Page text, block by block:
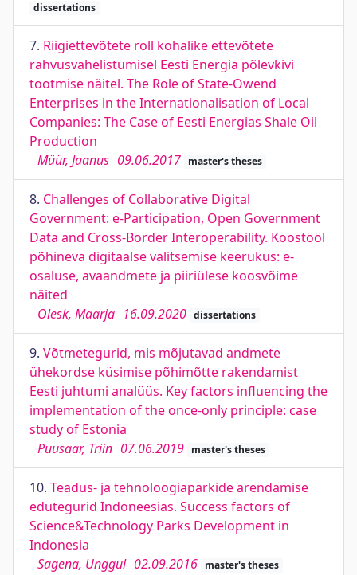
dissertations
7. Riigiettevõtete roll kohalike ettevõtete
rahvusvahelistumisel Eesti Energia põlevkivi
tootmise näitel. The Role of State-Owend
Enterprises in the Internationalisation of Local
Companies: The Case of Eesti Energias Shale Oil
Production
Müür, Jaanus 09.06.2017 master's theses
8. Challenges of Collaborative Digital
Government: e-Participation, Open Government
Data and Cross-Border Interoperability. Koostööl
põhineva digitaalse valitsemise keerukus: e-
osaluse, avaandmete ja piiriülese koosvõime
näited
Olesk, Maarja 16.09.2020 dissertations
9. Võtmetegurid, mis mõjutavad andmete
ühekordse küsimise põhimõtte rakendamist
Eesti juhtumi analüüs. Key factors influencing the
implementation of the once-only principle: case
study of Estonia
Puusaar, Triin 07.06.2019 master's theses
10. Teadus- ja tehnoloogiaparkide arendamise
edutegurid Indoneesias. Success factors of
Science&Technology Parks Development in
Indonesia
Sagena, Unggul 02.09.2016 master's theses